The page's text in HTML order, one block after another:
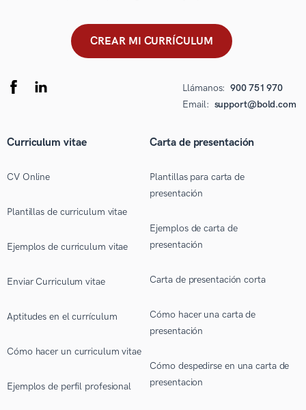
CREAR MI CURRÍCULUM
Llámanos: 900 751 970
Email: support@bold.com
Curriculum vitae
CV Online
Plantillas de curriculum vitae
Ejemplos de curriculum vitae
Enviar Curriculum vitae
Aptitudes en el currículum
Cómo hacer un curriculum vitae
Ejemplos de perfil profesional
Carta de presentación
Plantillas para carta de
presentación
Ejemplos de carta de
presentación
Carta de presentación corta
Cómo hacer una carta de
presentación
Cómo despedirse en una carta de
presentacion